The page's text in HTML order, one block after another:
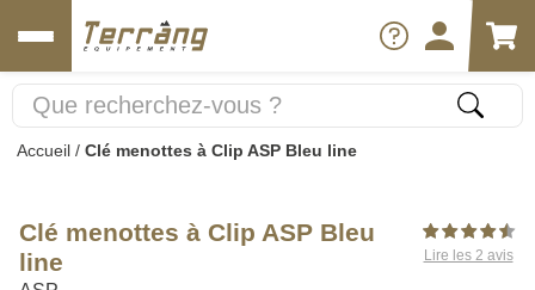
Accueil / Clé menottes à Clip ASP Bleu line
Clé menottes à Clip ASP Bleu
line
Lire les 2 avis